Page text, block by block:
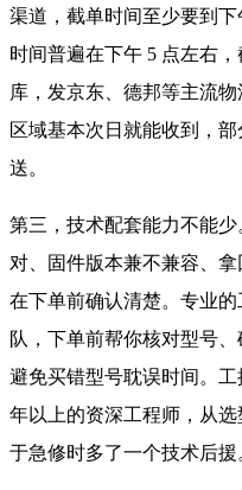
渠道，截单时间至少要到
时间普遍在下午 5 点左右
库，发京东、德邦等主流
区域基本次日就能收到，
送。
第三，技术配套能力不能
对、固件版本兼不兼容、
在下单前确认清楚。专业
队，下单前帮你核对型号
避免买错型号耽误时间。
年以上的资深工程师，从
于急修时多了一个技术后援